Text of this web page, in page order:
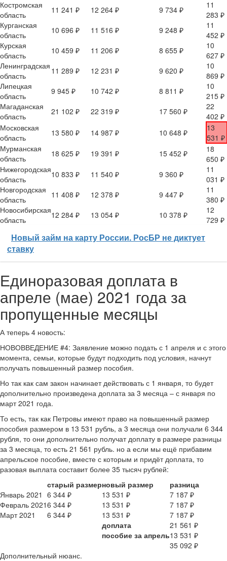
Костромская
область
11 241 ₽ 12 264 ₽ 9 734 ₽
11
283 ₽
Курганская
область
10 696 ₽ 11 516 ₽ 9 248 ₽
11
452 ₽
Курская
область
10 459 ₽ 11 206 ₽ 8 655 ₽
10
627 ₽
Ленинградская
область
11 289 ₽ 12 231 ₽ 9 620 ₽
10
869 ₽
Липецкая
область
9 945 ₽ 10 742 ₽ 8 811 ₽
10
215 ₽
Магаданская
область
21 102 ₽ 22 319 ₽ 17 560 ₽
22
402 ₽
Московская
область
13 580 ₽ 14 987 ₽ 10 648 ₽
13
531 ₽
Мурманская
область
18 625 ₽ 19 391 ₽ 15 452 ₽
18
650 ₽
Нижегородская
область
10 833 ₽ 11 540 ₽ 9 360 ₽
11
031 ₽
Новгородская
область
11 408 ₽ 12 378 ₽ 9 447 ₽
11
380 ₽
Новосибирская
область
12 284 ₽ 13 054 ₽ 10 378 ₽
12
729 ₽
Новый займ на карту России. РосБР не диктует
ставку
Единоразовая доплата в
апреле (мае) 2021 года за
пропущенные месяцы
А теперь 4 новость:
НОВОВВЕДЕНИЕ #4: Заявление можно подать с 1 апреля и с этого
момента, семьи, которые будут подходить под условия, начнут
получать повышенный размер пособия.
Но так как сам закон начинает действовать с 1 января, то будет
дополнительно произведена доплата за 3 месяца – с января по
март 2021 года.
То есть, так как Петровы имеют право на повышенный размер
пособия размером в 13 531 рубль, а 3 месяца они получали 6 344
рубля, то они дополнительно получат доплату в размере разницы
за 3 месяца, то есть 21 561 рубль. но а если мы ещё прибавим
апрельское пособие, вместе с которым и придёт доплата, то
разовая выплата составит более 35 тысяч рублей:
старый размерновый размер
разница
Январь 2021 6 344 ₽ 13 531 ₽
7 187 ₽
Февраль 20216 344 ₽ 13 531 ₽
7 187 ₽
Март 2021
6 344 ₽ 13 531 ₽
7 187 ₽
доплата
21 561 ₽
пособие за апрель13 531 ₽
35 092 ₽
Дополнительный нюанс.